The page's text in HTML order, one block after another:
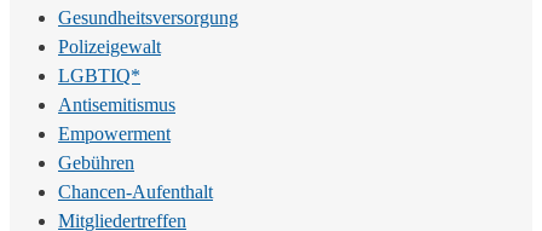
Gesundheitsversorgung
Polizeigewalt
LGBTIQ*
Antisemitismus
Empowerment
Gebühren
Chancen-Aufenthalt
Mitgliedertreffen